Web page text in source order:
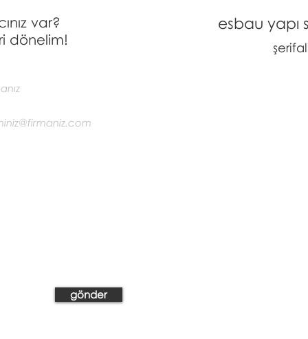
var?
dönelim!
gönder
esbau yapı